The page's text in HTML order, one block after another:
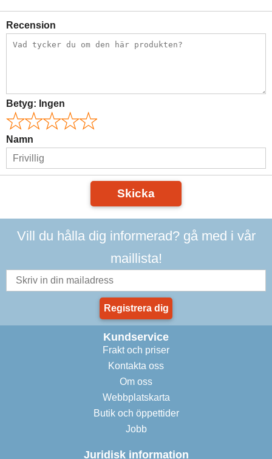
Recension
Betyg: Ingen
Namn
Skicka
Vill du hålla dig informerad? gå med i vår
maillista!
Registrera dig
Kundservice
Frakt och priser
Kontakta oss
Om oss
Webbplatskarta
Butik och öppettider
Jobb
Juridisk information